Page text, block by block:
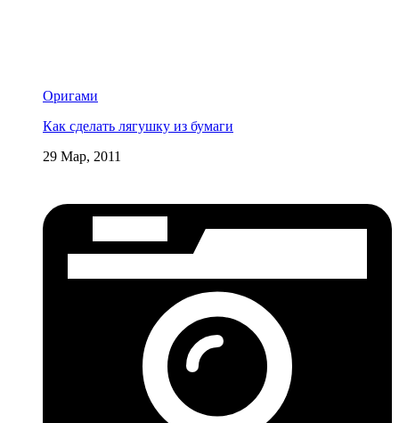
Оригами
Как сделать лягушку из бумаги
29 Мар, 2011